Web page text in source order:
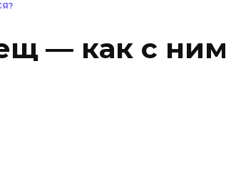
— как с ним